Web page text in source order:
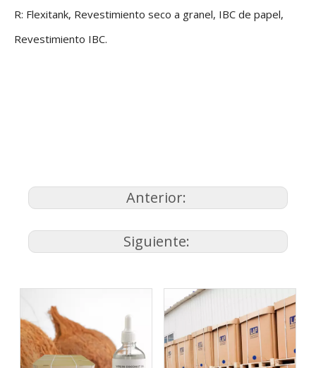
R: Flexitank, Revestimiento seco a granel, IBC de papel,
Revestimiento IBC.
Anterior:
Siguiente: